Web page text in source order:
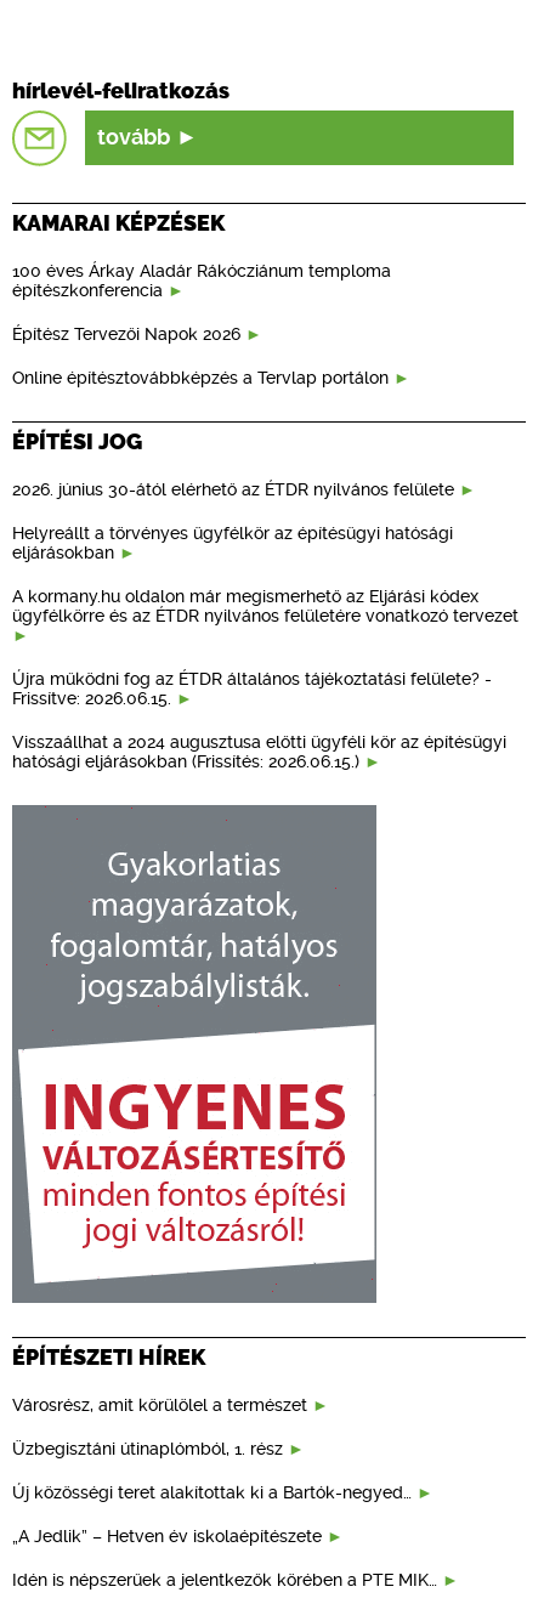
hírlevél-feliratkozás
tovább
KAMARAI KÉPZÉSEK
100 éves Árkay Aladár Rákócziánum temploma
építészkonferencia
Építész Tervezői Napok 2026
Online építésztovábbképzés a Tervlap portálon
ÉPÍTÉSI JOG
2026. június 30-ától elérhető az ÉTDR nyilvános felülete
Helyreállt a törvényes ügyfélkör az építésügyi hatósági
eljárásokban
A kormany.hu oldalon már megismerhető az Eljárási kódex
ügyfélkörre és az ÉTDR nyilvános felületére vonatkozó tervezet
Újra működni fog az ÉTDR általános tájékoztatási felülete? -
Frissítve: 2026.06.15.
Visszaállhat a 2024 augusztusa előtti ügyféli kör az építésügyi
hatósági eljárásokban (Frissítés: 2026.06.15.)
ÉPÍTÉSZETI HÍREK
Városrész, amit körülölel a természet
Üzbegisztáni útinaplómból, 1. rész
Új közösségi teret alakítottak ki a Bartók-negyed…
„A Jedlik” – Hetven év iskolaépítészete
Idén is népszerűek a jelentkezők körében a PTE MIK…